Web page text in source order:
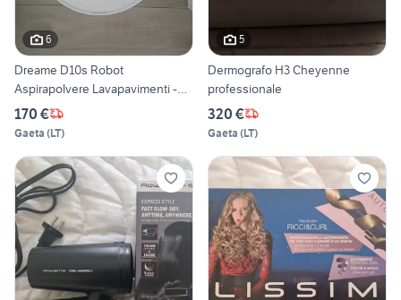
6
Dreame D10s Robot
Aspirapolvere Lavapavimenti -
Co
170 €
Gaeta (LT)
5
Dermografo H3 Cheyenne
professionale
320 €
Gaeta (LT)